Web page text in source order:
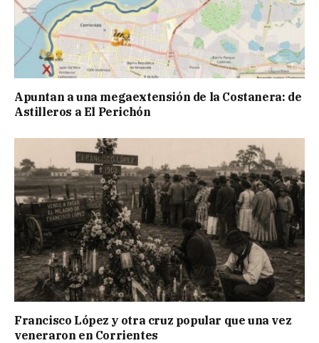
Apuntan a una megaextensión de la Costanera: de
Astilleros a El Perichón
Francisco López y otra cruz popular que una vez
veneraron en Corrientes